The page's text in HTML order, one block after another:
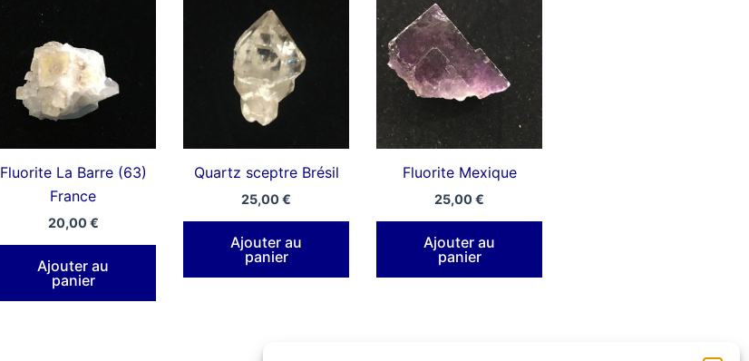
Fluorite La Barre (63)
France
20,00€
Ajouter au
panier
Quartz sceptre Brésil
25,00€
Ajouter au
panier
Fluorite Mexique
25,00€
Ajouter au
panier